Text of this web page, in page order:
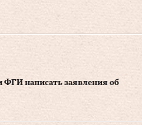
написать заявления об